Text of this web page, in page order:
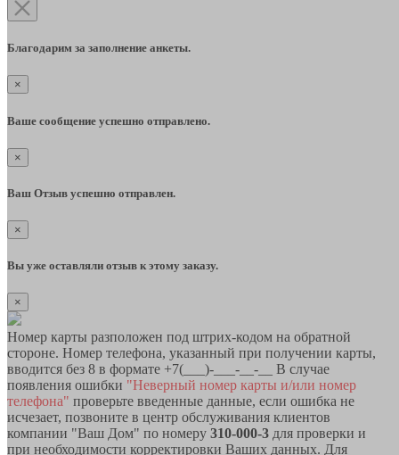
Благодарим за заполнение анкеты.
×
Ваше сообщение успешно отправлено.
×
Ваш Отзыв успешно отправлен.
×
Вы уже оставляли отзыв к этому заказу.
×
Номер карты разположен под штрих-кодом на обратной
стороне. Номер телефона, указанный при получении карты,
вводится без 8 в формате +7(___)-___-__-__ В случае
появления ошибки "Неверный номер карты и/или номер
телефона" проверьте введенные данные, если ошибка не
исчезает, позвоните в центр обслуживания клиентов
компании "Ваш Дом" по номеру 310-000-3 для проверки и
при необходимости корректировки Ваших данных. Для